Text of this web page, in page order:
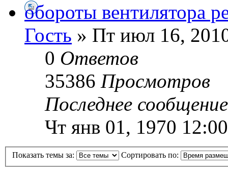
обороты вентилятора
Гость » Пт июл 16,
0 Ответов
35386 Просмотров
Последнее
Чт янв 01, 1970
Показать темы за: Сортировать по: